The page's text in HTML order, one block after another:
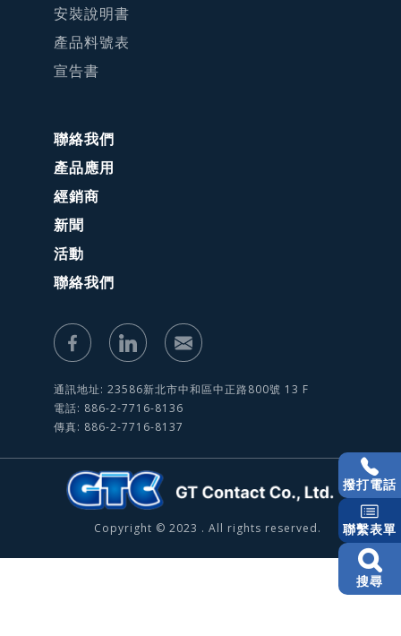
安裝說明書
產品料號表
宣告書
聯絡我們
產品應用
經銷商
新聞
活動
聯絡我們
通訊地址: 23586新北市中和區中正路800號 13 F
電話: 886-2-7716-8136
傳真: 886-2-7716-8137
Copyright © 2023 . All rights reserved.
撥打電話
聯繫表單
搜尋